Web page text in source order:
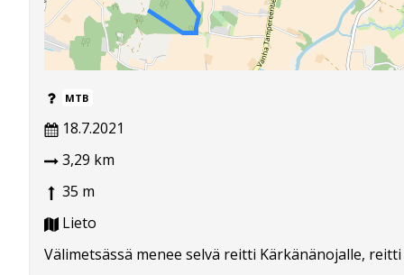
MTB
18.7.2021
3,29 km
35 m
Lieto
Välimetsässä menee selvä reitti Kärkänänojalle,